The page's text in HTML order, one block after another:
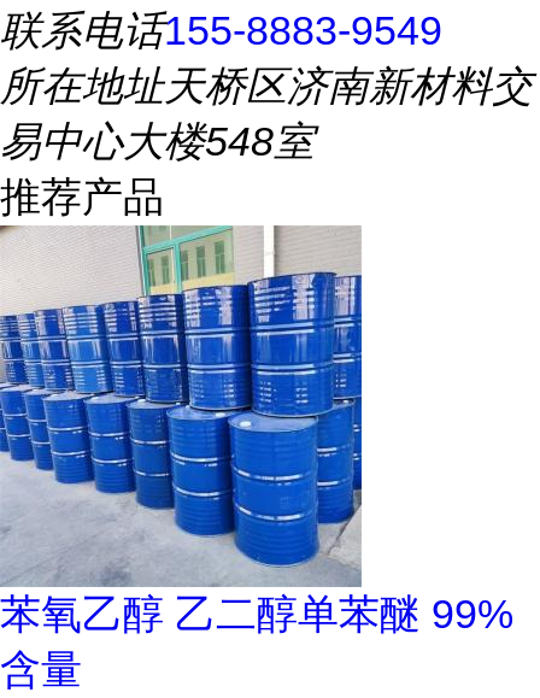
联系电话155-8883-9549
所在地址天桥区济南新材料交
易中心大楼548室
推荐产品
苯氧乙醇 乙二醇单苯醚 99%
含量